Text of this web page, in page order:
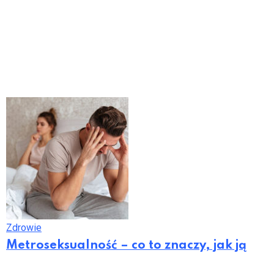
Zdrowie
Metroseksualność – co to znaczy, jak ją